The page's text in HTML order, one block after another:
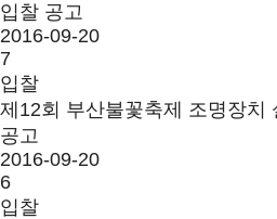
입찰 공고
2016-09-20
7
입찰
제12회 부산불꽃축제 조명장치
공고
2016-09-20
6
입찰